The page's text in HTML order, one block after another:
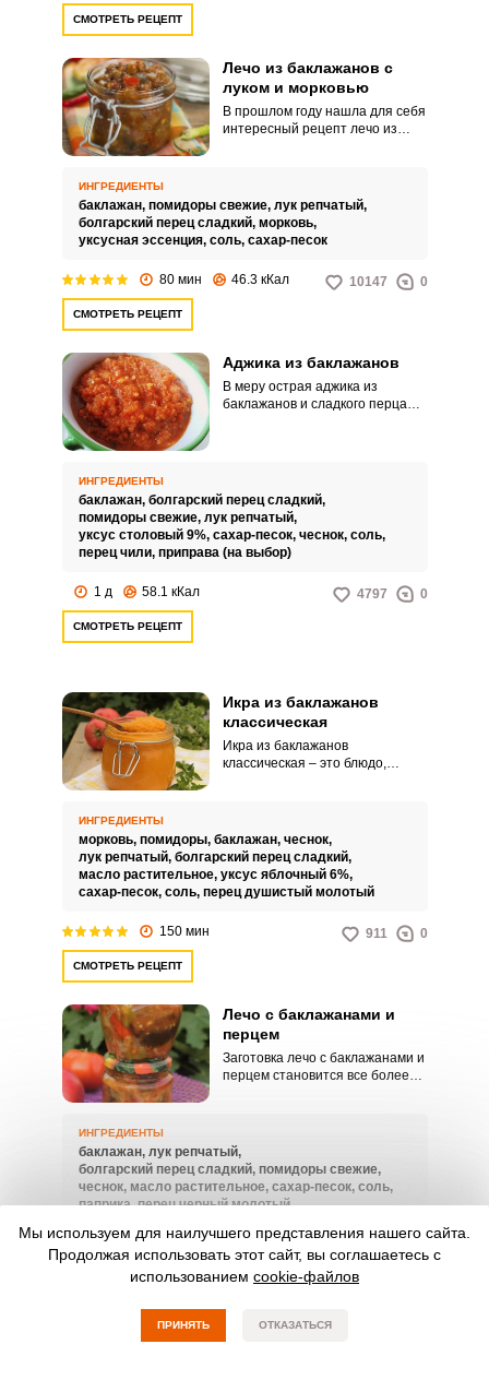
СМОТРЕТЬ РЕЦЕПТ
Лечо из баклажанов с
луком и морковью
В прошлом году нашла для себя
интересный рецепт лечо из
заливкой из помидоров.
ИНГРЕДИЕНТЫ
баклажан, помидоры свежие, лук репчатый,
болгарский перец сладкий, морковь,
уксусная эссенция, соль, сахар-песок
80 мин 46.3 кКал 10147 0
СМОТРЕТЬ РЕЦЕПТ
Аджика из баклажанов
В меру острая аджика из
баклажанов и сладкого перца
особых премудростей, главное
приобрести овощи
надлежащего качества и
спелости.
ИНГРЕДИЕНТЫ
баклажан, болгарский перец сладкий,
помидоры свежие, лук репчатый,
уксус столовый 9%, сахар-песок, чеснок, соль,
перец чили, приправа (на выбор)
1 д 58.1 кКал 4797 0
СМОТРЕТЬ РЕЦЕПТ
Икра из баклажанов
классическая
Икра из баклажанов
классическая – это блюдо,
икры баклажаны мелко
нарезаются и обжариваются с
добавлением других овощей,
специй и масла.
ИНГРЕДИЕНТЫ
морковь, помидоры, баклажан, чеснок,
лук репчатый, болгарский перец сладкий,
масло растительное, уксус яблочный 6%,
сахар-песок, соль, перец душистый молотый
150 мин 911 0
СМОТРЕТЬ РЕЦЕПТ
Лечо с баклажанами и
перцем
Заготовка лечо с баклажанами и
перцем становится все более
вам предлагается приготовить
баклажаны с болгарским
перцем, хотя количество и
состав ингредиентов можете
ИНГРЕДИЕНТЫ
баклажан, лук репчатый,
болгарский перец сладкий, помидоры свежие,
чеснок, масло растительное, сахар-песок, соль,
паприка,перец черный молотый,
120 мин 33592 0
Лечо с баклажанами и
Мы используем для наилучшего представления нашего сайта.
Продолжая использовать этот сайт, вы соглашаетесь с
использованием cookie-файлов
ПРИНЯТЬ ОТКАЗАТЬСЯ